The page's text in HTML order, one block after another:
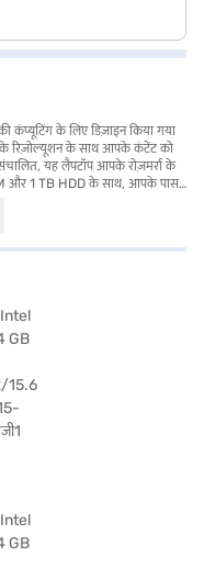
के लिए डिज़ाइन किया गया
के रिज़ोल्यूशन के साथ आपके कंटेंट को
यह लैपटॉप आपके रोज़मर्रा के
और 1 TB HDD के साथ, आपके पास
देता है. 1.2 किलोग्राम या उससे
कार्यक्षमता और स्टाइल का
छात्रों और प्रोफेशनल के लिए उपयुक्त
में जानें या पार्टनर स्टोर पर जाएं